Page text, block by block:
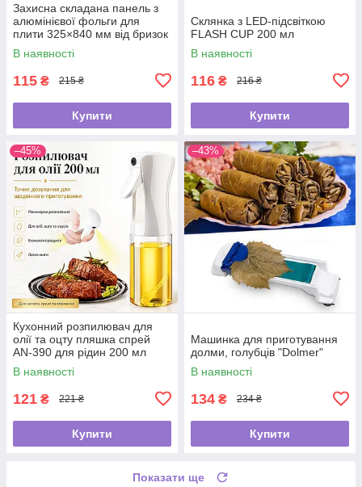
Захисна складана панель з
алюмінієвої фольги для
плити 325×840 мм від бризок
жиру
В наявності
115 ₴ 215 ₴
Купити
Склянка з LED-підсвіткою
FLASH CUP 200 мл
В наявності
116 ₴ 216 ₴
Купити
–45%
Кухонний розпилювач для
олії та оцту пляшка спрей
AN-390 для рідин 200 мл
В наявності
121 ₴ 221 ₴
Купити
–43%
Машинка для приготування
долми, голубців "Dolmer"
В наявності
134 ₴ 234 ₴
Купити
Показати ще